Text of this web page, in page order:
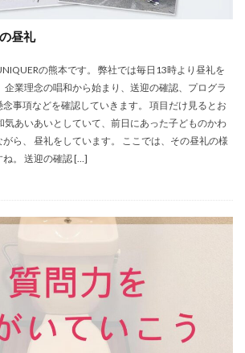
昼礼
の熊本です。 弊社では毎日13時より昼礼を
企業理念の唱和から始まり、送迎の確認、プログラ
事項などを確認していきます。 項目だけ見るとお
気あいあいとしていて、前日にあった子どものかわ
ら、 昼礼をしています。 ここでは、その昼礼の様
。 送迎の確認 […]